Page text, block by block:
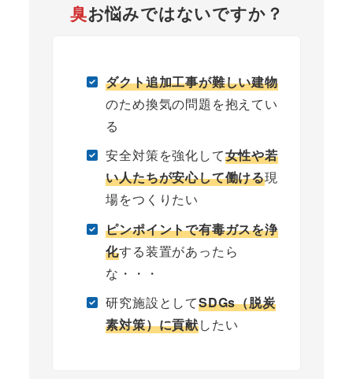
臭お悩みではないですか？
ダクト追加工事が難しい建物
のため換気の問題を抱えてい
る
安全対策を強化して女性や若
い人たちが安心して働ける現
場をつくりたい
ピンポイントで有毒ガスを浄
化する装置があったら
な・・・
研究施設としてSDGs（脱炭
素対策）に貢献したい